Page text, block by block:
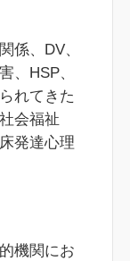
係、DV、
、HSP、
れてきた
会福祉
発達心理
機関にお